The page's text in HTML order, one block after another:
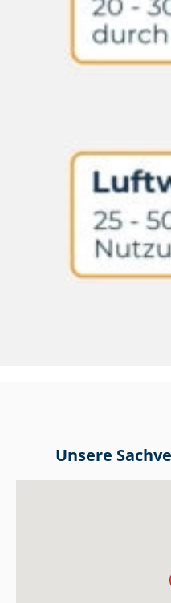
Unsere